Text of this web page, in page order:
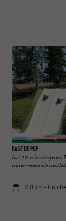
Base de Pop
Just 20 minutes from
water reservoir
2,0 km - Guiche